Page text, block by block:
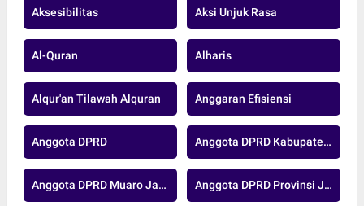
Aksesibilitas Aksi Unjuk Rasa
Al-Quran Alharis
Alqur'an Tilawah Alquran Anggaran Efisiensi
Anggota DPRD Anggota DPRD Kabupaten Muaro Jambi
Anggota DPRD Muaro Jambi Anggota DPRD Provinsi Jambi